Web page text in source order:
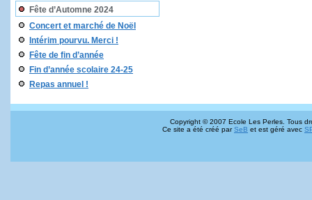
Fête d’Automne 2024
Concert et marché de Noël
Intérim pourvu. Merci !
Fête de fin d’année
Fin d’année scolaire 24-25
Repas annuel !
Copyright © 2007 Ecole Les Perles. Tous
Ce site a été créé parSeB et est géré avec